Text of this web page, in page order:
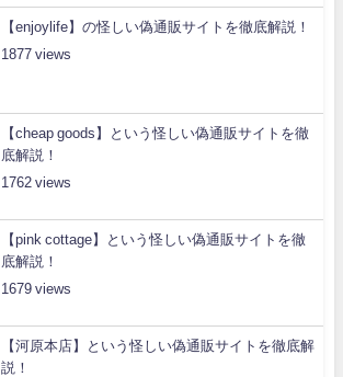
【enjoylife】の怪しい偽通販サイトを徹底解説！
1877
【cheap goods】という怪しい偽通販サイトを徹
底解説！
1762
【pink cottage】という怪しい偽通販サイトを徹
底解説！
1679
【河原本店】という怪しい偽通販サイトを徹底解
説！